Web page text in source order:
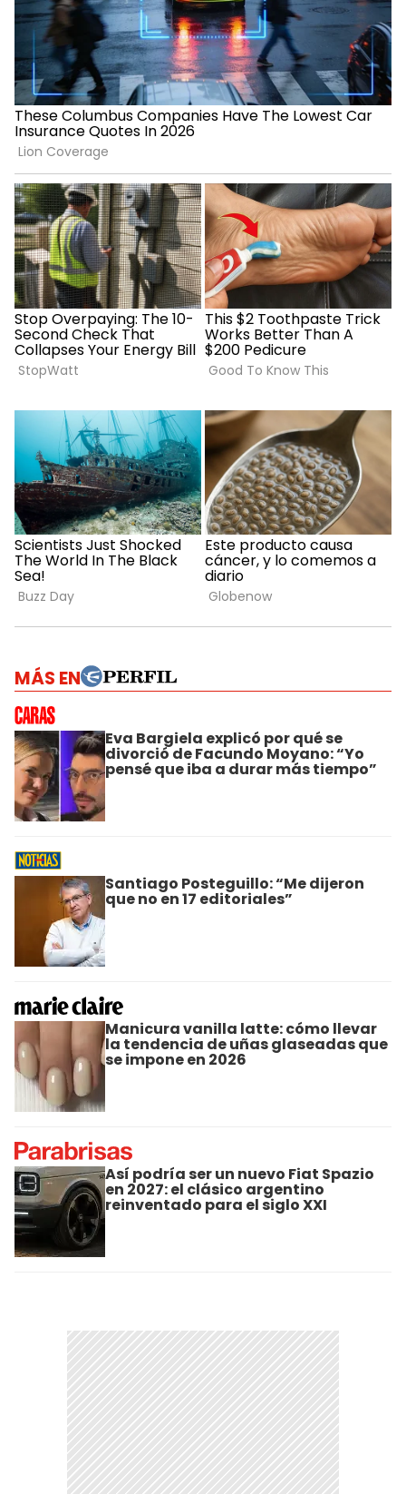
MÁS EN
Eva Bargiela explicó por qué se
divorció de Facundo Moyano: “Yo
pensé que iba a durar más tiempo”
Santiago Posteguillo: “Me dijeron
que no en 17 editoriales”
Manicura vanilla latte: cómo llevar
la tendencia de uñas glaseadas que
se impone en 2026
Así podría ser un nuevo Fiat Spazio
en 2027: el clásico argentino
reinventado para el siglo XXI